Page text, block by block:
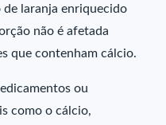
laranja enriquecido
não é afetada
que contenham cálcio.
ou
como o cálcio,